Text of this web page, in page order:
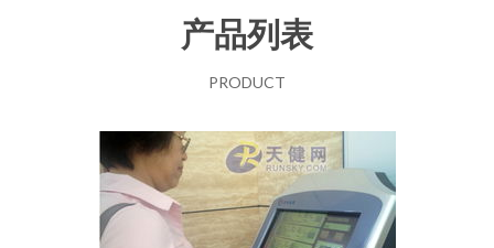
产品列表
PRODUCT